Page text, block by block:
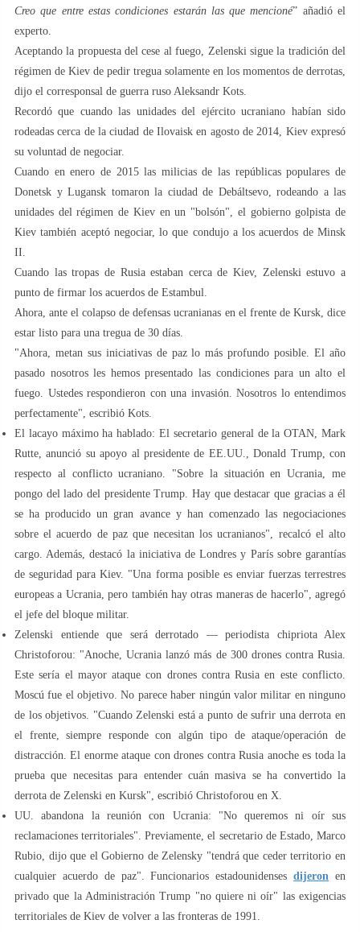
Creo que entre estas condiciones estarán las que mencioné” añadió el
experto.
Aceptando la propuesta del cese al fuego, Zelenski sigue la tradición del
régimen de Kiev de pedir tregua solamente en los momentos de derrotas,
dijo el corresponsal de guerra ruso Aleksandr Kots.
Recordó que cuando las unidades del ejército ucraniano habían sido
rodeadas cerca de la ciudad de Ilovaisk en agosto de 2014, Kiev expresó
su voluntad de negociar.
Cuando en enero de 2015 las milicias de las repúblicas populares de
Donetsk y Lugansk tomaron la ciudad de Debáltsevo, rodeando a las
unidades del régimen de Kiev en un "bolsón", el gobierno golpista de
Kiev también aceptó negociar, lo que condujo a los acuerdos de Minsk
II.
Cuando las tropas de Rusia estaban cerca de Kiev, Zelenski estuvo a
punto de firmar los acuerdos de Estambul.
Ahora, ante el colapso de defensas ucranianas en el frente de Kursk, dice
estar listo para una tregua de 30 días.
"Ahora, metan sus iniciativas de paz lo más profundo posible. El año
pasado nosotros les hemos presentado las condiciones para un alto el
fuego. Ustedes respondieron con una invasión. Nosotros lo entendimos
perfectamente", escribió Kots.
El lacayo máximo ha hablado: El secretario general de la OTAN, Mark
Rutte, anunció su apoyo al presidente de EE.UU., Donald Trump, con
respecto al conflicto ucraniano. "Sobre la situación en Ucrania, me
pongo del lado del presidente Trump. Hay que destacar que gracias a él
se ha producido un gran avance y han comenzado las negociaciones
sobre el acuerdo de paz que necesitan los ucranianos", recalcó el alto
cargo. Además, destacó la iniciativa de Londres y París sobre garantías
de seguridad para Kiev. "Una forma posible es enviar fuerzas terrestres
europeas a Ucrania, pero también hay otras maneras de hacerlo", agregó
el jefe del bloque militar.
Zelenski entiende que será derrotado — periodista chipriota Alex
Christoforou: "Anoche, Ucrania lanzó más de 300 drones contra Rusia.
Este sería el mayor ataque con drones contra Rusia en este conflicto.
Moscú fue el objetivo. No parece haber ningún valor militar en ninguno
de los objetivos. "Cuando Zelenski está a punto de sufrir una derrota en
el frente, siempre responde con algún tipo de ataque/operación de
distracción. El enorme ataque con drones contra Rusia anoche es toda la
prueba que necesitas para entender cuán masiva se ha convertido la
derrota de Zelenski en Kursk", escribió Christoforou en X.
UU. abandona la reunión con Ucrania: "No queremos ni oír sus
reclamaciones territoriales". Previamente, el secretario de Estado, Marco
Rubio, dijo que el Gobierno de Zelensky "tendrá que ceder territorio en
cualquier acuerdo de paz". Funcionarios estadounidensesdijeron en
privado que la Administración Trump "no quiere ni oír" las exigencias
territoriales de Kiev de volver a las fronteras de 1991.